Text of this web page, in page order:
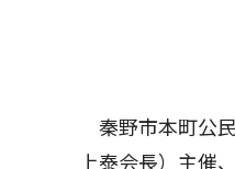
秦野市本町公
上泰会長）主催